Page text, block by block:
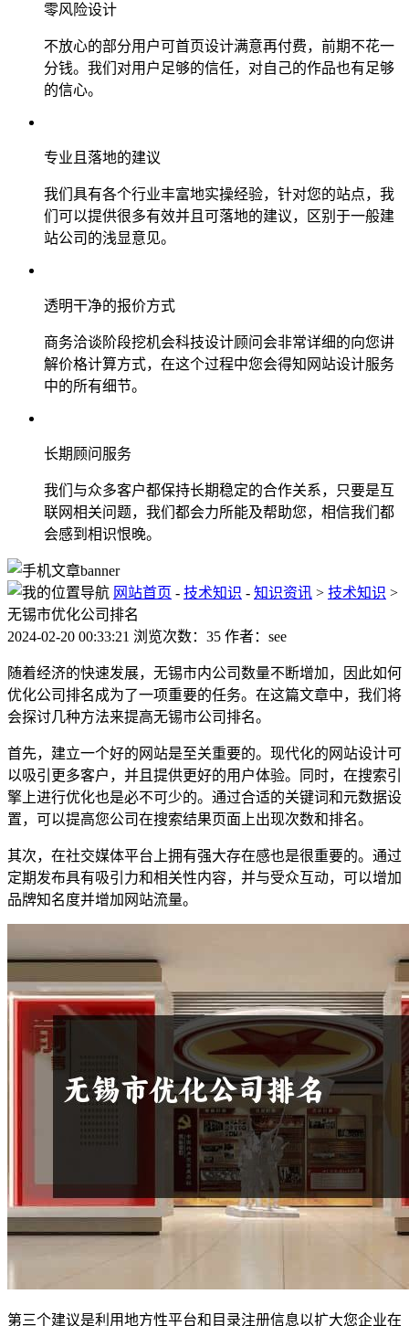
零风险设计
不放心的部分用户可首页设计满意再付费，前期不花一
分钱。我们对用户足够的信任，对自己的作品也有足够
的信心。
专业且落地的建议
我们具有各个行业丰富地实操经验，针对您的站点，我
们可以提供很多有效并且可落地的建议，区别于一般建
站公司的浅显意见。
透明干净的报价方式
商务洽谈阶段挖机会科技设计顾问会非常详细的向您讲
解价格计算方式，在这个过程中您会得知网站设计服务
中的所有细节。
长期顾问服务
我们与众多客户都保持长期稳定的合作关系，只要是互
联网相关问题，我们都会力所能及帮助您，相信我们都
会感到相识恨晚。
网站首页 - 技术知识 - 知识资讯 > 技术知识 >
无锡市优化公司排名
2024-02-20 00:33:21 浏览次数：35 作者：see
随着经济的快速发展，无锡市内公司数量不断增加，因此如何
优化公司排名成为了一项重要的任务。在这篇文章中，我们将
会探讨几种方法来提高无锡市公司排名。
首先，建立一个好的网站是至关重要的。现代化的网站设计可
以吸引更多客户，并且提供更好的用户体验。同时，在搜索引
擎上进行优化也是必不可少的。通过合适的关键词和元数据设
置，可以提高您公司在搜索结果页面上出现次数和排名。
其次，在社交媒体平台上拥有强大存在感也是很重要的。通过
定期发布具有吸引力和相关性内容，并与受众互动，可以增加
品牌知名度并增加网站流量。
第三个建议是利用地方性平台和目录注册信息以扩大您企业在